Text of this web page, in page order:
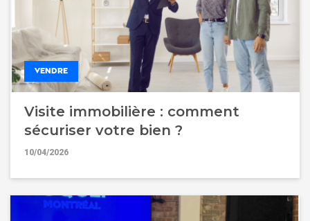
VENDRE
Visite immobilière : comment
sécuriser votre bien ?
10/04/2026